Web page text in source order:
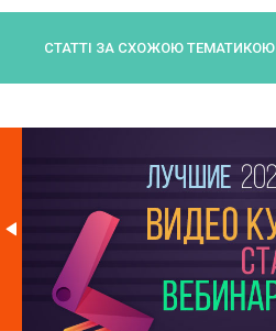
СТАТТІ ЗА СХОЖОЮ ТЕМАТИКОЮ